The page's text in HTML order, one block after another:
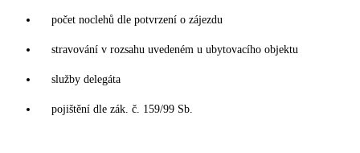
počet noclehů dle potvrzení o zájezdu
stravování v rozsahu uvedeném u ubytovacího objektu
služby delegáta
pojištění dle zák. č. 159/99 Sb.